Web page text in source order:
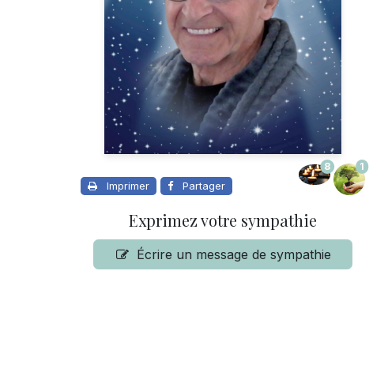
Imprimer Partager
8 1
Exprimez votre sympathie
Écrire un message de sympathie